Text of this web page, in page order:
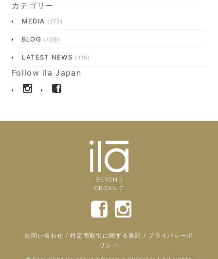
カテゴリー
MEDIA (177)
BLOG (128)
LATEST NEWS (115)
Follow ila Japan
BEYOND
ORGANIC
お問い合わせ /特定商取引に関する表記 / プライバシーポ
リシー